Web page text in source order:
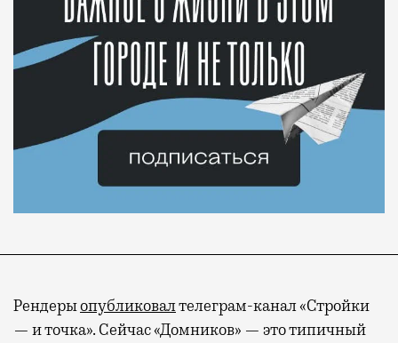
Рендерыопубликовалтелеграм-канал «Стройки
— и точка». Сейчас «Домников» — это типичный